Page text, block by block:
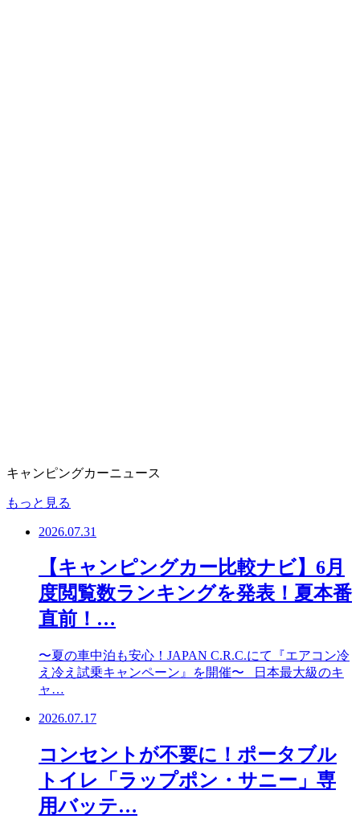
キャンピングカーニュース
もっと見る
2026.07.31
【キャンピングカー比較ナビ】6月
度閲覧数ランキングを発表！夏本番
直前！…
〜夏の車中泊も安心！JAPAN C.R.C.にて『エアコン冷
え冷え試乗キャンペーン』を開催〜 日本最大級のキ
ャ…
2026.07.17
コンセントが不要に！ポータブル
トイレ「ラップポン・サニー」専
用バッテ…